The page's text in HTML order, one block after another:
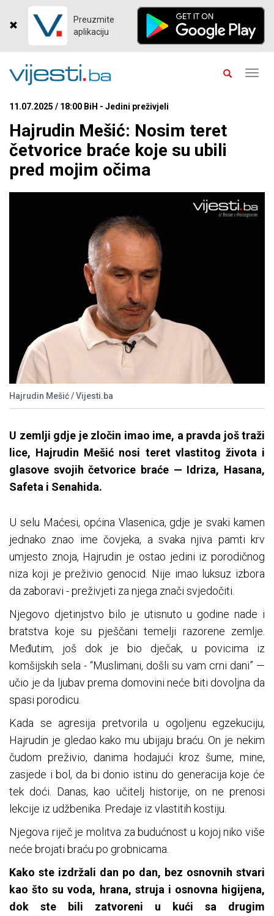
Preuzmite
aplikaciju
11.07.2025 / 18:00 BiH - Jedini preživjeli
Hajrudin Mešić: Nosim teret
četvorice braće koje su ubili
pred mojim očima
Hajrudin Mešić / Vijesti.ba
U zemlji gdje je zločin imao ime, a pravda još traži
lice, Hajrudin Mešić nosi teret vlastitog života i
glasove svojih četvorice braće — Idriza, Hasana,
Safeta i Senahida.
U selu Maćesi, općina Vlasenica, gdje je svaki kamen
jednako znao ime čovjeka, a svaka njiva pamti krv
umjesto znoja, Hajrudin je ostao jedini iz porodičnog
niza koji je preživio genocid. Nije imao luksuz izbora
da zaboravi - preživjeti za njega znači svjedočiti.
Njegovo djetinjstvo bilo je utisnuto u godine nade i
bratstva koje su pješčani temelji razorene zemlje.
Međutim, još dok je bio dječak, u povicima iz
komšijskih sela - “Muslimani, došli su vam crni dani” —
učio je da ljubav prema domovini neće biti dovoljna da
spasi porodicu.
Kada se agresija pretvorila u ogoljenu egzekuciju,
Hajrudin je gledao kako mu ubijaju braću. On je nekim
čudom preživio, danima hodajući kroz šume, mine,
zasjede i bol, da bi donio istinu do generacija koje će
tek doći. Danas, kao učitelj historije, on ne prenosi
lekcije iz udžbenika. Predaje iz vlastitih kostiju.
Njegova riječ je molitva za budućnost u kojoj niko više
neće brojati braću po grobnicama.
Kako ste izdržali dan po dan, bez osnovnih stvari
kao što su voda, hrana, struja i osnovna higijena,
dok ste bili zatvoreni u kući sa drugim